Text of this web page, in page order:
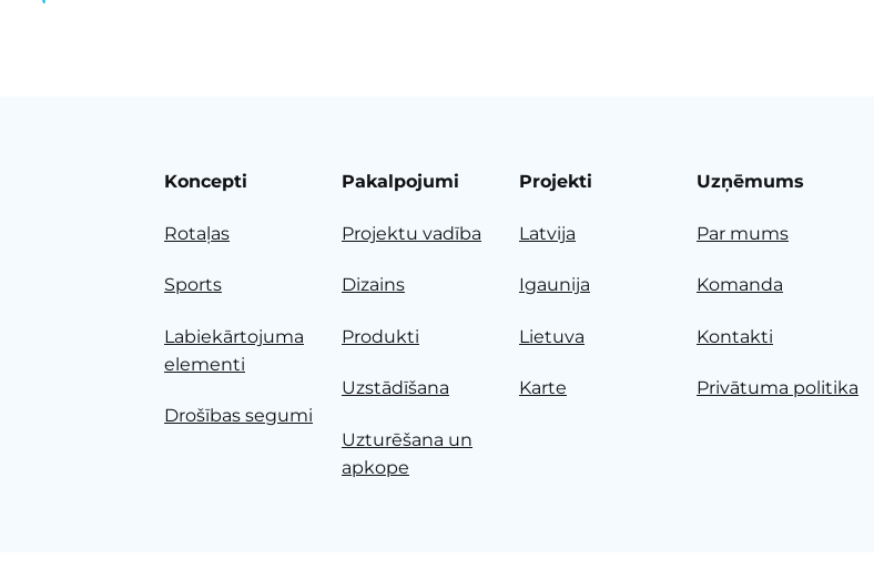
Koncepti
Rotaļas
Sports
Labiekārtojuma
elementi
Drošības segumi
Pakalpojumi
Projektu vadība
Dizains
Produkti
Uzstādīšana
Uzturēšana un
apkope
Projekti
Latvija
Igaunija
Lietuva
Karte
Uzņēmums
Par mums
Komanda
Kontakti
Privātuma politika